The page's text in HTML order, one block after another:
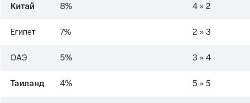
Китай 8% 4 >> 2
Египет 7% 2 >> 3
ОАЭ 5% 3 >> 4
Таиланд 4% 5 >> 5